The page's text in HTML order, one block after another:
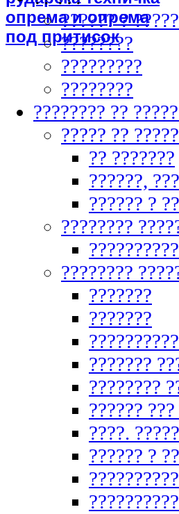
опрема и опрема
под притисок
?????? ?
????????
?????????
????????
???????? ??
????? ??
?? ???????
??????,
?????? ?
????????
????????
???????
???????
???????
????????
??????
????.
?????? ?